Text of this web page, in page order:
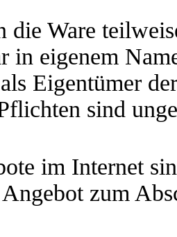
die Ware
in eigenem
Eigentümer
sind
im Internet
zum